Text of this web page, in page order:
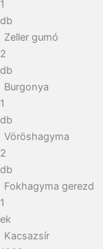
1
db
Zeller gumó
2
db
Burgonya
1
db
Vöröshagyma
2
db
Fokhagyma gerezd
1
ek
Kacsazsír